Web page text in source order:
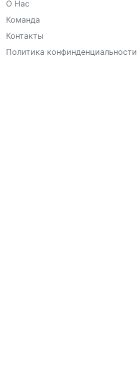
О Нас
Команда
Контакты
Политика конфинденциальности